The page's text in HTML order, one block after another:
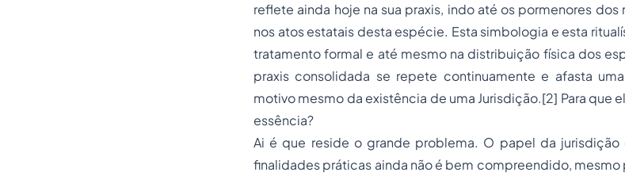
reflete ainda hoje na sua praxis, indo até os pormenores
nos atos estatais desta espécie. Esta simbologia e esta
tratamento formal e até mesmo na distribuição física dos
praxis consolidada se repete continuamente e afasta
motivo mesmo da existência de uma Jurisdição.[2] Para que
essência?
Ai é que reside o grande problema. O papel da
finalidades práticas ainda não é bem compreendido, mesmo